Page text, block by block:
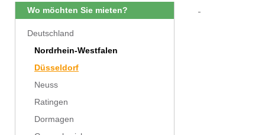
Wo möchten Sie mieten?
Deutschland
Nordrhein-Westfalen
Düsseldorf
Neuss
Ratingen
Dormagen